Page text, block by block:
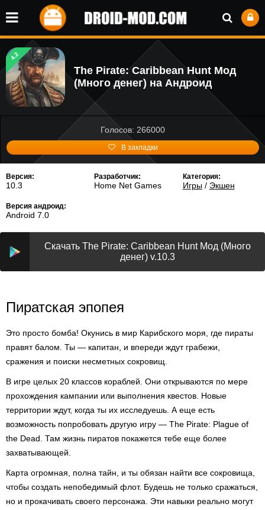
4.2
The Pirate: Caribbean Hunt Мод
(Много денег) на Андроид
Голосов: 266000
В закладки
Версия:
10.3
Разработчик:
Home Net Games
Категория:
Игры/ Экшен
Версия андроид:
Android 7.0
Скачать The Pirate: Caribbean Hunt Мод (Много
денег) v.10.3
Пиратская эпопея
Это просто бомба! Окунись в мир Карибского моря, где пираты
правят балом. Ты — капитан, и впереди ждут грабежи,
сражения и поиски несметных сокровищ.
В игре целых 20 классов кораблей. Они открываются по мере
прохождения кампании или выполнения квестов. Новые
территории ждут, когда ты их исследуешь. А еще есть
возможность попробовать другую игру — The Pirate: Plague of
the Dead. Там жизнь пиратов покажется тебе еще более
захватывающей.
Карта огромная, полна тайн, и ты обязан найти все сокровища,
чтобы создать непобедимый флот. Будешь не только сражаться,
но и прокачивать своего персонажа. Эти навыки реально могут